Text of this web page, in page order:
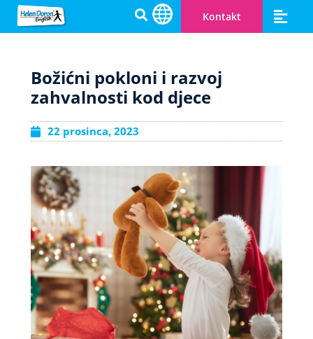
Kontakt
Božićni pokloni i razvoj
zahvalnosti kod djece
22 prosinca, 2023